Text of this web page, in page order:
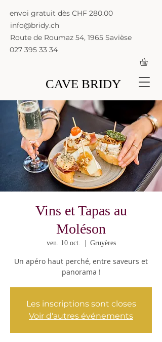
CAVE BRIDY
envoi gratuit dès CHF 280.00
027 395 33 34
Route de Roumaz 54, 1965 Savièse
info@bridy.ch
Vins et Tapas au
Moléson
ven. 10 oct.
  |
Gruyères
Un apéro haut perché, entre saveurs et
panorama !
Les inscriptions sont closes
Voir d'autres événements